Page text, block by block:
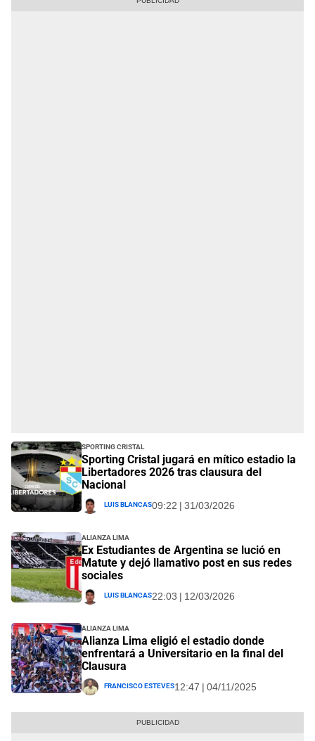
Sporting Cristal
Sporting Cristal jugará en mítico estadio la
Libertadores 2026 tras clausura del
Nacional
Luis Blancas09:22 | 31/03/2026
Alianza Lima
Ex Estudiantes de Argentina se lució en
Matute y dejó llamativo post en sus redes
sociales
Luis Blancas22:03 | 12/03/2026
Alianza Lima
Alianza Lima eligió el estadio donde
enfrentará a Universitario en la final del
Clausura
Francisco Esteves12:47 | 04/11/2025